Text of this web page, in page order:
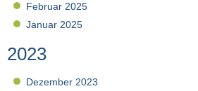
Februar 2025
Januar 2025
2023
Dezember 2023